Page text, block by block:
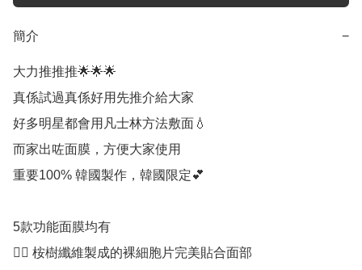
簡介 −
大力推推推🌟🌟🌟
真係試過真係好用先推介給大家
好多明星都會用凡士林方法敷面💧
而家出咗面膜，方便大家使用
重要100% 韓國製作，韓國限定💕
5款功能面膜均有
👍🏻 桉樹纖維製成的裸細胞片完美貼合面部